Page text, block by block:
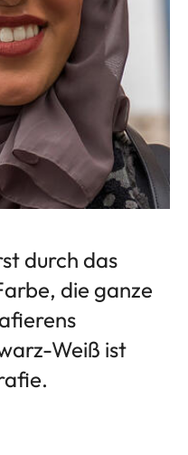
durch das
die ganze
Weiß ist